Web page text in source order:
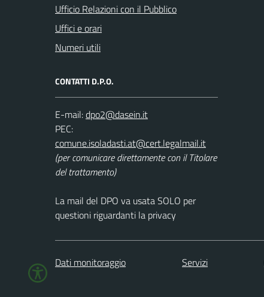
Ufficio Relazioni con il Pubblico
Uffici e orari
Numeri utili
CONTATTI D.P.O.
E-mail:
PEC:
(per comunicare direttamente con il Titolare
del trattamento)
La mail del DPO va usata SOLO per
questioni riguardanti la privacy
Dati monitoraggio Servizi